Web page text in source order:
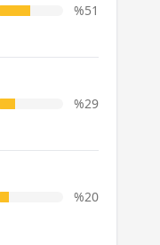
%51
%29
%20